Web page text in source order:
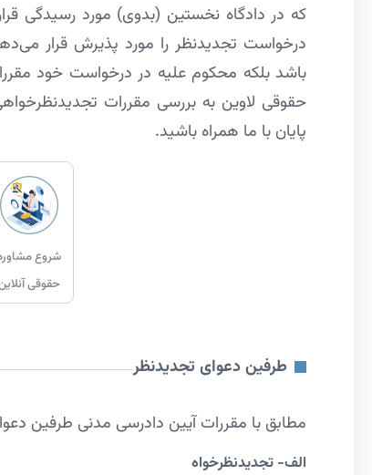
که در دادگاه نخستین (بدوی) مورد رسیدگی
درخواست تجدیدنظر را مورد پذیرش قرار
باشد بلکه محکوم­ علیه در درخواست خود
حقوقی لاوین به بررسی مقررات
پایان با ما همراه باشید.
شروع
حقوقی
طرفین دعوای تجدیدنظر
مطابق با مقررات آیین دادرسی مدنی طرفین
الف- تجدیدنظر­خواه